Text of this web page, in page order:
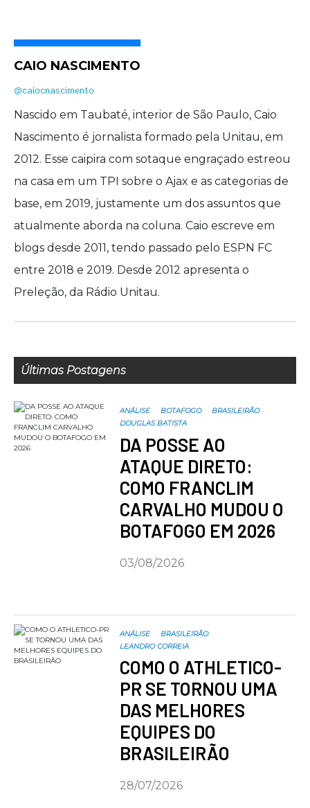
CAIO NASCIMENTO
@caiocnascimento
Nascido em Taubaté, interior de São Paulo, Caio
Nascimento é jornalista formado pela Unitau, em
2012. Esse caipira com sotaque engraçado estreou
na casa em um TPI sobre o Ajax e as categorias de
base, em 2019, justamente um dos assuntos que
atualmente aborda na coluna. Caio escreve em
blogs desde 2011, tendo passado pelo ESPN FC
entre 2018 e 2019. Desde 2012 apresenta o
Preleção, da Rádio Unitau.
Últimas Postagens
ANÁLISE BOTAFOGO
BRASILEIRÃO
DOUGLAS BATISTA
DA POSSE AO
ATAQUE DIRETO:
COMO FRANCLIM
CARVALHO MUDOU O
BOTAFOGO EM 2026
03/08/2026
ANÁLISE
BRASILEIRÃO
LEANDRO CORREIA
COMO O ATHLETICO-
PR SE TORNOU UMA
DAS MELHORES
EQUIPES DO
BRASILEIRÃO
28/07/2026